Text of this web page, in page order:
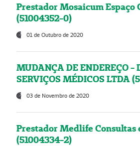
Prestador Mosaicum Espaço
(51004352-0)
01 de Outubro de 2020
MUDANÇA DE ENDEREÇO -
SERVIÇOS MÉDICOS LTDA
03 de Novembro de 2020
Prestador Medlife Consultas
(51004334-2)